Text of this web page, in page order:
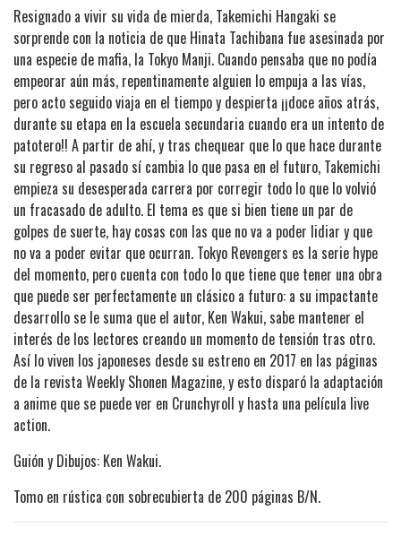
Resignado a vivir su vida de mierda, Takemichi Hangaki se
sorprende con la noticia de que Hinata Tachibana fue asesinada por
una especie de mafia, la Tokyo Manji. Cuando pensaba que no podía
empeorar aún más, repentinamente alguien lo empuja a las vías,
pero acto seguido viaja en el tiempo y despierta ¡¡doce años atrás,
durante su etapa en la escuela secundaria cuando era un intento de
patotero!! A partir de ahí, y tras chequear que lo que hace durante
su regreso al pasado sí cambia lo que pasa en el futuro, Takemichi
empieza su desesperada carrera por corregir todo lo que lo volvió
un fracasado de adulto. El tema es que si bien tiene un par de
golpes de suerte, hay cosas con las que no va a poder lidiar y que
no va a poder evitar que ocurran. Tokyo Revengers es la serie hype
del momento, pero cuenta con todo lo que tiene que tener una obra
que puede ser perfectamente un clásico a futuro: a su impactante
desarrollo se le suma que el autor, Ken Wakui, sabe mantener el
interés de los lectores creando un momento de tensión tras otro.
Así lo viven los japoneses desde su estreno en 2017 en las páginas
de la revista Weekly Shonen Magazine, y esto disparó la adaptación
a anime que se puede ver en Crunchyroll y hasta una película live
action.
Guión y Dibujos: Ken Wakui.
Tomo en rústica con sobrecubierta de 200 páginas B/N.